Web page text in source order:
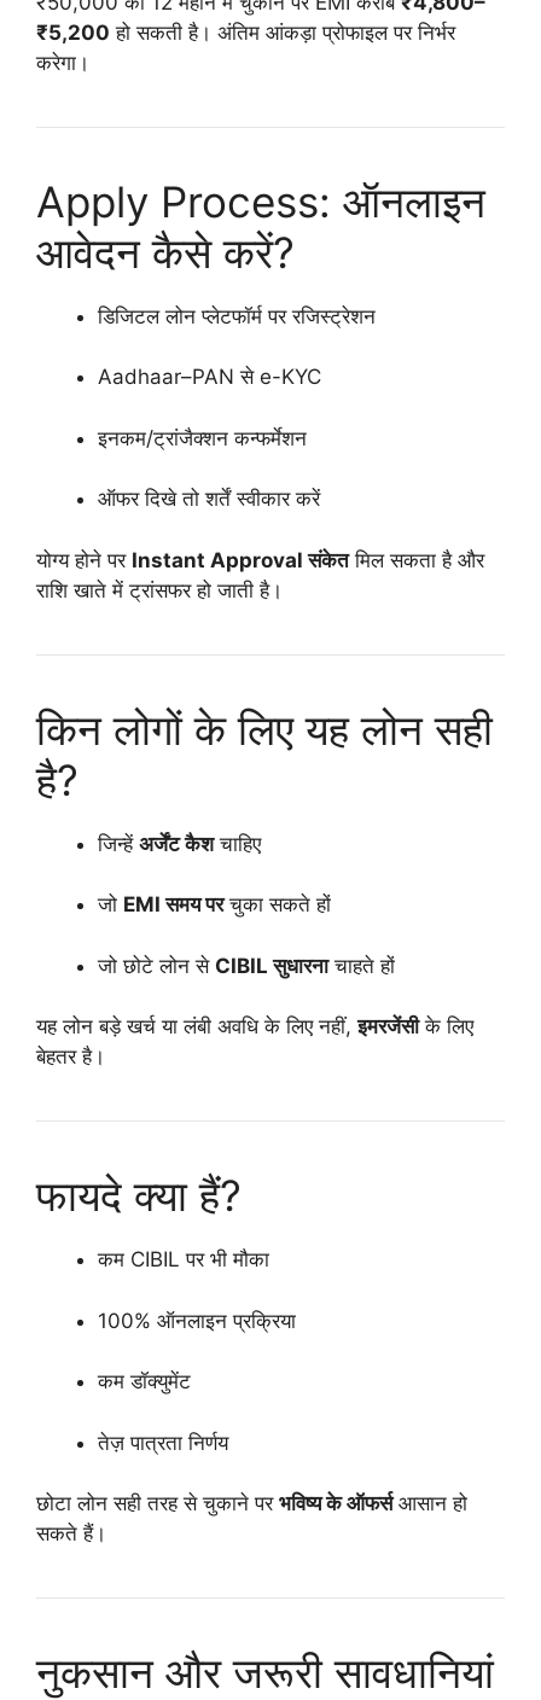
₹5,200 हो सकती है। अंतिम आंकड़ा प्रोफाइल पर निर्भर
करेगा।
Apply Process: ऑनलाइन
आवेदन कैसे करें?
डिजिटल लोन प्लेटफॉर्म पर रजिस्ट्रेशन
Aadhaar–PAN से e-KYC
इनकम/ट्रांजैक्शन कन्फर्मेशन
ऑफर दिखे तो शर्तें स्वीकार करें
योग्य होने पर Instant Approval संकेतमिल सकता है और
राशि खाते में ट्रांसफर हो जाती है।
किन लोगों के लिए यह लोन सही
है?
जिन्हें अर्जेंट कैशचाहिए
जो EMI समय परचुका सकते हों
जो छोटे लोन से CIBIL सुधारनाचाहते हों
यह लोन बड़े खर्च या लंबी अवधि के लिए नहीं,इमरजेंसीके लिए
बेहतर है।
फायदे क्या हैं?
कम CIBIL पर भी मौका
100% ऑनलाइन प्रक्रिया
कम डॉक्युमेंट
तेज़ पात्रता निर्णय
छोटा लोन सही तरह से चुकाने पर भविष्य के ऑफर्सआसान हो
सकते हैं।
नुकसान और जरूरी सावधानियां